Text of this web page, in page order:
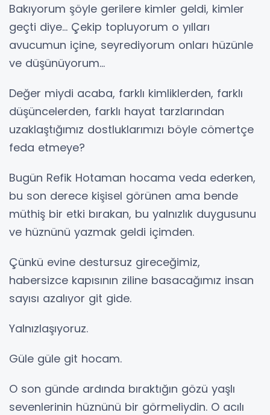
Bakıyorum şöyle gerilere kimler geldi, kimler
geçti diye… Çekip topluyorum o yılları
avucumun içine, seyrediyorum onları hüzünle
ve düşünüyorum…
Değer miydi acaba, farklı kimliklerden, farklı
düşüncelerden, farklı hayat tarzlarından
uzaklaştığımız dostluklarımızı böyle cömertçe
feda etmeye?
Bugün Refik Hotaman hocama veda ederken,
bu son derece kişisel görünen ama bende
müthiş bir etki bırakan, bu yalnızlık duygusunu
ve hüznünü yazmak geldi içimden.
Çünkü evine destursuz gireceğimiz,
habersizce kapısının ziline basacağımız insan
sayısı azalıyor git gide.
Yalnızlaşıyoruz.
Güle güle git hocam.
O son günde ardında bıraktığın gözü yaşlı
sevenlerinin hüznünü bir görmeliydin. O acılı